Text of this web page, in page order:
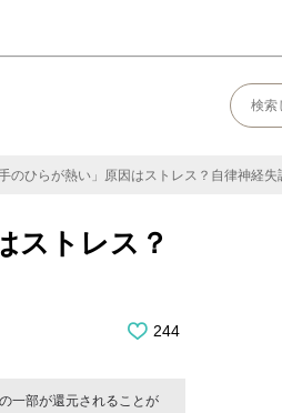
のひらが熱い」原因はストレス？自律神経失
ストレス？
244
一部が還元されることが